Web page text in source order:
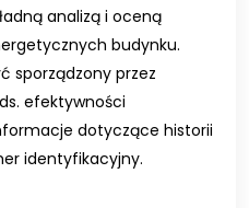
analizą i oceną
budynku.
sporządzony przez
efektywności
dotyczące historii
identyfikacyjny.